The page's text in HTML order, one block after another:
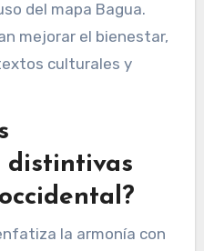
del mapa Bagua.
mejorar el bienestar,
culturales y
distintivas
la armonía con